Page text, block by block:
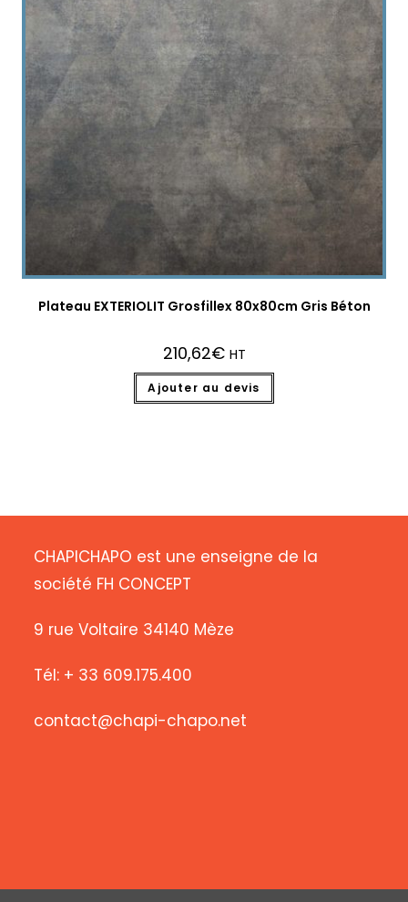
Plateau EXTERIOLIT Grosfillex 80x80cm Gris Béton
210,62€ HT
Ajouter au devis
CHAPICHAPO est une enseigne de la
société FH CONCEPT
9 rue Voltaire 34140 Mèze
Tél: + 33 609.175.400
contact@chapi-chapo.net